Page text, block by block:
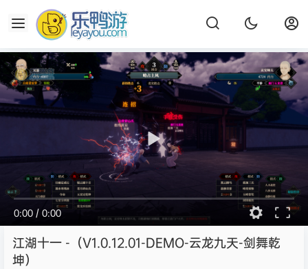
0:00 / 0:00
江湖十一 -（V1.0.12.01-DEMO-云龙九天-剑舞乾
坤）